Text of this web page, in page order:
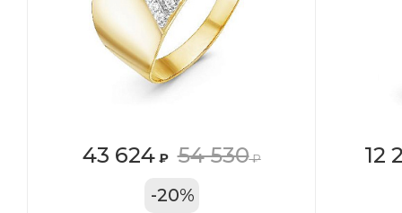
43 624₽ 54 530₽
-20%
Вес драгметалла
0.96
Цвет золота
ТРЦ «Арена» 12